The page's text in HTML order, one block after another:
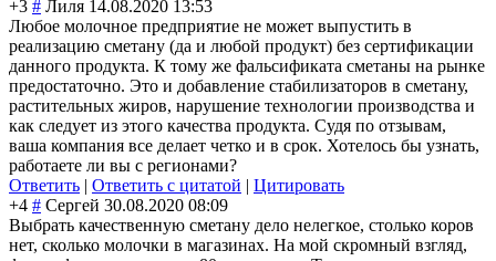
+3 # Лиля 14.08.2020 13:53
Любое молочное предприятие не может выпустить в
реализацию сметану (да и любой продукт) без сертификации
данного продукта. К тому же фальсификата сметаны на рынке
предостаточно. Это и добавление стабилизаторов в сметану,
растительных жиров, нарушение технологии производства и
как следует из этого качества продукта. Судя по отзывам,
ваша компания все делает четко и в срок. Хотелось бы узнать,
работаете ли вы с регионами?
Ответить | Ответить с цитатой | Цитировать
+4 # Сергей 30.08.2020 08:09
Выбрать качественную сметану дело нелегкое, столько коров
нет, сколько молочки в магазинах. На мой скромный взгляд,